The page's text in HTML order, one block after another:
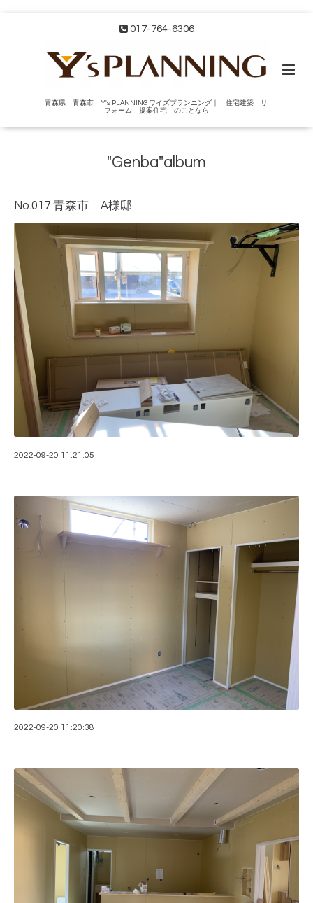
017-764-6306
青森県 青森市 Y's PLANNING ワイズプランニング｜ 住宅建築 リ
フォーム 提案住宅 のことなら
"Genba"album
No.017 青森市 A様邸
2022-09-20 11:21:05
2022-09-20 11:20:38